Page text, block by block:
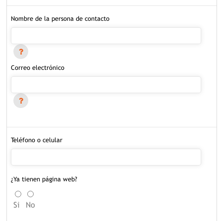
Nombre de la persona de contacto
Correo electrónico
Teléfono o celular
¿Ya tienen página web?
Si No